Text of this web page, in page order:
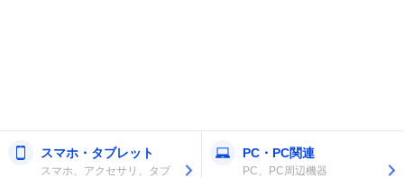
スマホ・タブレット
スマホ、アクセサリ、タブ
PC・PC関連
PC、PC周辺機器